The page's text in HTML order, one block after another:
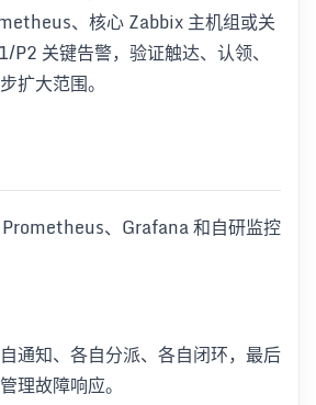
、核心 Zabbix 主机组或关
P2 关键告警，验证触达、认领、
扩大范围。
、Grafana 和自研监控
通知、各自分派、各自闭环，最后
理故障响应。